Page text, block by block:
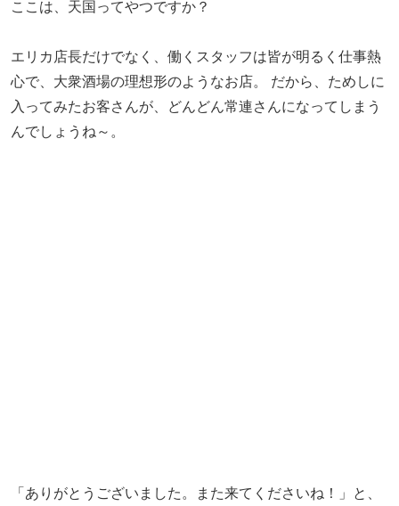
ここは、天国ってやつですか？
エリカ店長だけでなく、働くスタッフは皆が明るく仕事熱
心で、大衆酒場の理想形のようなお店。 だから、ためしに
入ってみたお客さんが、どんどん常連さんになってしまう
んでしょうね～。
「ありがとうございました。また来てくださいね！」と、